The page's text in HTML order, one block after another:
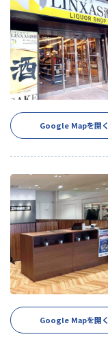
Google Mapを開く
Google Mapを開く